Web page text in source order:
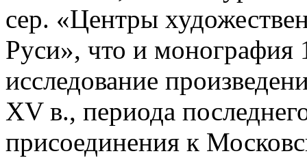
сер. «Центры
Руси», что и монография
исследование
XV в., периода
присоединения к